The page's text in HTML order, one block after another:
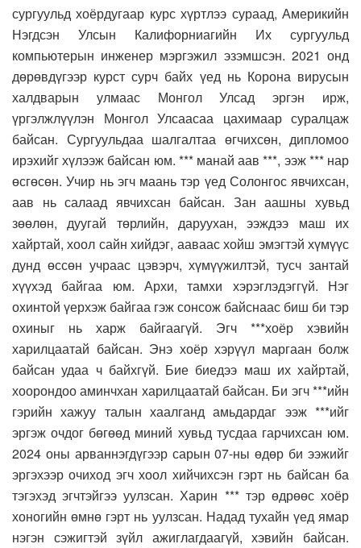
сургуульд хоёрдугаар курс хүртлээ сураад, Америкийн
Нэгдсэн Улсын Калифорниагийн Их сургуульд
компьютерын инженер мэргэжил эзэмшсэн. 2021 онд
дөрөвдүгээр курст сурч байх үед нь Корона вирусын
халдварын улмаас Монгол Улсад эргэн ирж,
үргэлжлүүлэн Монгол Улсаасаа цахимаар суралцаж
байсан. Сургуульдаа шалгалтаа өгчихсөн, дипломоо
ирэхийг хүлээж байсан юм. *** манай аав ***, ээж *** нар
өсгөсөн. Учир нь эгч маань тэр үед Солонгос явчихсан,
аав нь салаад явчихсан байсан. Зан аашны хувьд
зөөлөн, дуугай төрлийн, даруухан, ээждээ маш их
хайртай, хоол сайн хийдэг, ааваас хойш эмэгтэй хүмүүс
дунд өссөн учраас цэвэрч, хүмүүжилтэй, тусч зантай
хүүхэд байгаа юм. Архи, тамхи хэрэглэдэггүй. Нэг
охинтой үерхэж байгаа гэж сонсож байснаас биш би тэр
охиныг нь харж байгаагүй. Эгч ***хоёр хэвийн
харилцаатай байсан. Энэ хоёр хэрүүл маргаан болж
байсан удаа ч байхгүй. Бие биедээ маш их хайртай,
хоорондоо аминчхан харилцаатай байсан. Би эгч ***ийн
гэрийн хажуу талын хаалганд амьдардаг ээж ***ийг
эргэж очдог бөгөөд миний хувьд тусдаа гарчихсан юм.
2024 оны арваннэгдүгээр сарын 07-ны өдөр би ээжийг
эргэхээр очиход эгч хоол хийчихсэн гэрт нь байсан ба
тэгэхэд эгчтэйгээ уулзсан. Харин *** тэр өдрөөс хоёр
хоногийн өмнө гэрт нь уулзсан. Надад тухайн үед ямар
нэгэн сэжигтэй зүйл ажиглагдаагүй, хэвийн байсан.